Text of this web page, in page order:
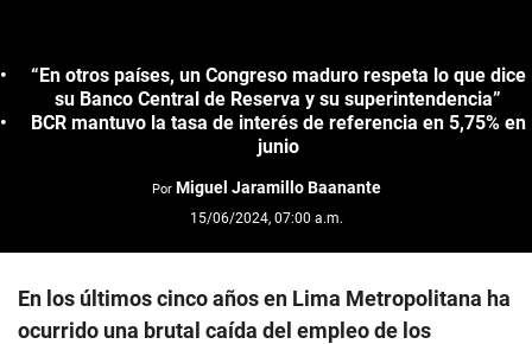
“En otros países, un Congreso maduro respeta lo que dice
su Banco Central de Reserva y su superintendencia”
BCR mantuvo la tasa de interés de referencia en 5,75% en
junio
Por Miguel Jaramillo Baanante
15/06/2024, 07:00 a.m.
En los últimos cinco años en Lima Metropolitana ha
ocurrido una brutal caída del empleo de los